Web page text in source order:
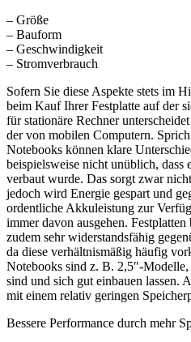
– Größe
– Bauform
– Geschwindigkeit
– Stromverbrauch
Sofern Sie diese Aspekte stets im
beim Kauf Ihrer Festplatte auf der
für stationäre Rechner
der von mobilen Computern.
Notebooks können klare
beispielsweise nicht unüblich, dass
verbaut wurde. Das sorgt zwar
jedoch wird Energie gespart und
ordentliche Akkuleistung zur
immer davon ausgehen.
zudem sehr widerstandsfähig
da diese verhältnismäßig häufig
Notebooks sind z. B. 2,5″-
sind und sich gut einbauen lassen.
mit einem relativ geringen
Bessere Performance durch mehr